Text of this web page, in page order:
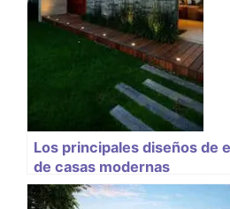
Los principales diseños de
de casas modernas